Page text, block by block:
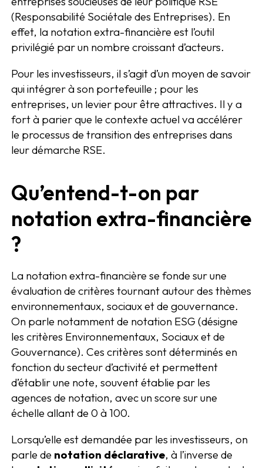
(Responsabilité Sociétale des Entreprises). En
effet, la notation extra-financière est l’outil
privilégié par un nombre croissant d’acteurs.
Pour les investisseurs, il s’agit d’un moyen de savoir
qui intégrer à son portefeuille ; pour les
entreprises, un levier pour être attractives. Il y a
fort à parier que le contexte actuel va accélérer
le processus de transition des entreprises dans
leur démarche RSE.
Qu’entend-t-on par
notation extra-financière
?
La notation extra-financière se fonde sur une
évaluation de critères tournant autour des thèmes
environnementaux, sociaux et de gouvernance.
On parle notamment de notation ESG (désigne
les critères Environnementaux, Sociaux et de
Gouvernance). Ces critères sont déterminés en
fonction du secteur d’activité et permettent
d’établir une note, souvent établie par les
agences de notation, avec un score sur une
échelle allant de 0 à 100.
Lorsqu’elle est demandée par les investisseurs, on
parle de notation déclarative, à l’inverse de